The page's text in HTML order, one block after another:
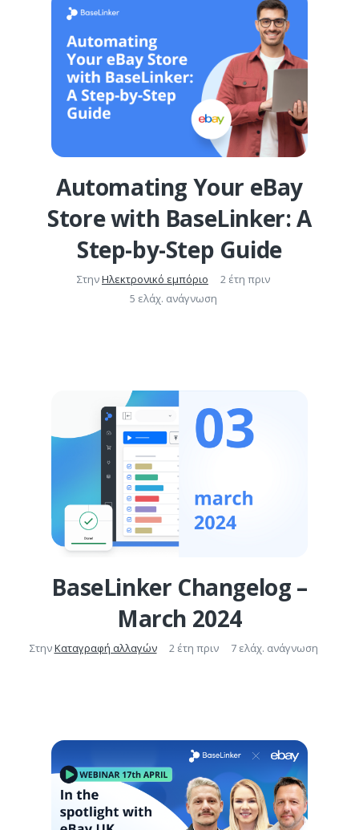
Automating Your eBay
Store with BaseLinker: A
Step-by-Step Guide
ΣτηνΗλεκτρονικό εμπόριο
2 έτη πριν
5 ελάχ. ανάγνωση
BaseLinker Changelog –
March 2024
ΣτηνΚαταγραφή αλλαγών 2 έτη πριν 7 ελάχ. ανάγνωση